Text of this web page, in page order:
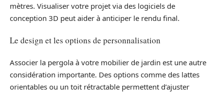
mètres. Visualiser votre projet via des logiciels de
conception 3D peut aider à anticiper le rendu final.
Le design et les options de personnalisation
Associer la pergola à votre mobilier de jardin est une autre
considération importante. Des options comme des lattes
orientables ou un toit rétractable permettent d’ajuster